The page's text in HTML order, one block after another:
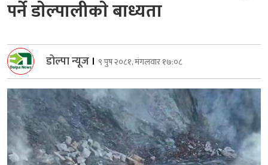
पर्ने डाेल्पालीकाे बाध्यता
डोल्पा न्यूज । ९ पुष २०८१, मंगलवार १७:०८